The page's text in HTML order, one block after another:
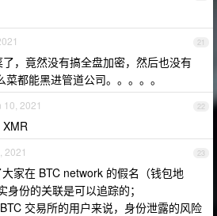
21
，竟然没有搞全盘加密，然后也没有
都能黑进管道公司。。。。。
22
10, 2021
XMR
23
2021
家在 BTC network 的假名（钱包地
份的关联是可以追踪的；
交易所的用户来说，身份泄露的风险